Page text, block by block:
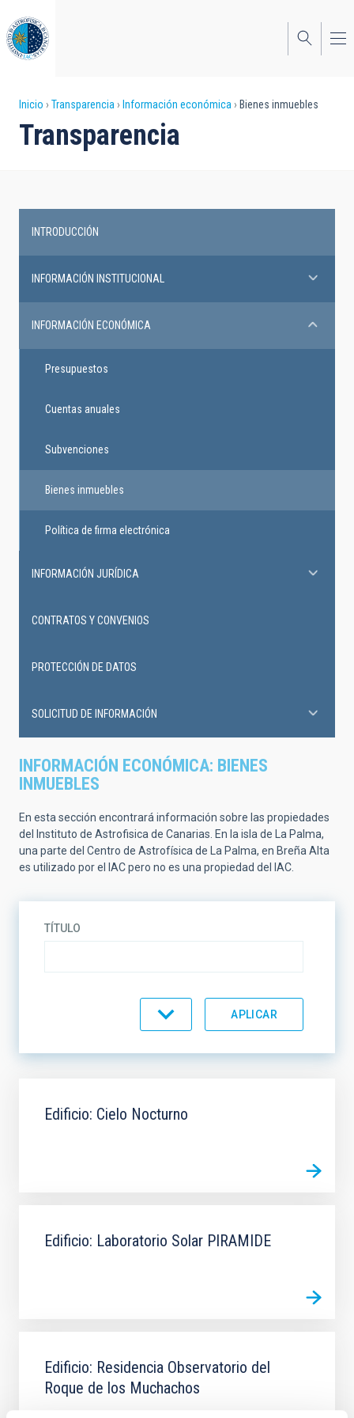
al
contenido
principal
Sobrescribir
enlaces
navegación
Inicio Transparencia Información económica Bienes inmuebles
Transparencia
INFORMACIÓN ECONÓMICA: BIENES
INMUEBLES
En esta sección encontrará información sobre las propiedades
del Instituto de Astrofisica de Canarias. En la isla de La Palma,
una parte del Centro de Astrofísica de La Palma, en Breña Alta
es utilizado por el IAC pero no es una propiedad del IAC.
TÍTULO
Edificio: Cielo Nocturno
Edificio: Laboratorio Solar PIRAMIDE
Edificio: Residencia Observatorio del
Roque de los Muchachos
INTRODUCCIÓN
INFORMACIÓN INSTITUCIONAL
INFORMACIÓN ECONÓMICA
Presupuestos
Cuentas anuales
Subvenciones
Bienes inmuebles
Política de firma electrónica
INFORMACIÓN JURÍDICA
CONTRATOS Y CONVENIOS
PROTECCIÓN DE DATOS
SOLICITUD DE INFORMACIÓN